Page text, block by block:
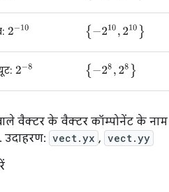
2−10 { −210,2 10}
2−8 { −28,28}
वैक्टर के वैक्टर कॉम्पोनेंट के नाम
vect.yx , vect.yy